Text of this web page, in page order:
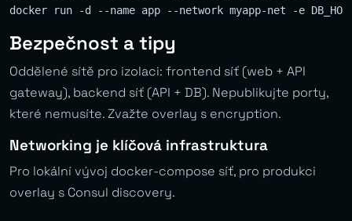
Bezpečnost a tipy
Oddělené sítě pro izolaci: frontend síť (web + API
gateway), backend síť (API + DB). Nepublikujte porty,
které nemusíte. Zvažte overlay s encryption.
Networking je klíčová infrastruktura
Pro lokální vývoj docker-compose síť, pro produkci
overlay s Consul discovery.